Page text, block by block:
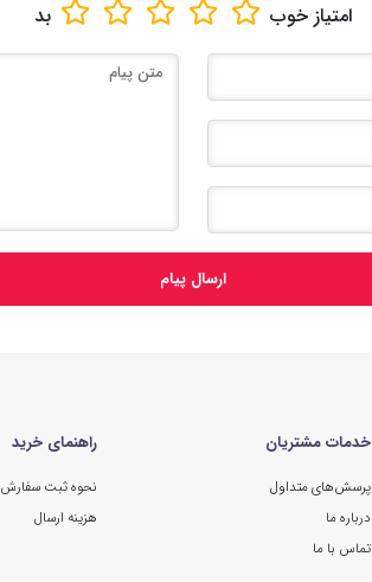
امتیاز خوب بد
ارسال پیام
خدمات مشتریان
پرسش‌های متداول
درباره ما
تماس با ما
راهنمای خرید
نحوه ثبت سفارش
هزینه ارسال